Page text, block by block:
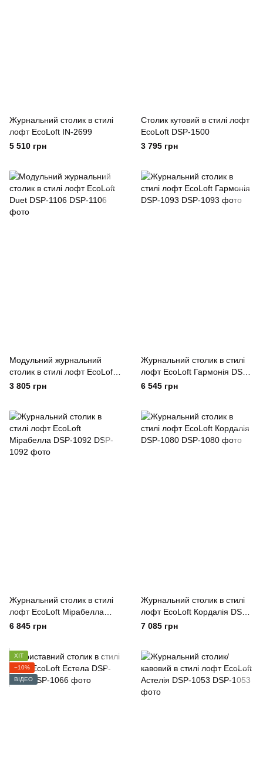
Журнальний столик в стилі
лофт EcoLoft IN-2699
5 510 грн
Столик кутовий в стилі лофт
EcoLoft DSP-1500
3 795 грн
Модульний журнальний
столик в стилі лофт EcoLoft
Duet DSP-1106
3 805 грн
Журнальний столик в стилі
лофт EcoLoft Гармонія DSP-
1093
6 545 грн
Журнальний столик в стилі
лофт EcoLoft Мірабелла
DSP-1092
6 845 грн
Журнальний столик в стилі
лофт EcoLoft Кордалія DSP-
1080
7 085 грн
ХІТ
−10%
ВІДЕО